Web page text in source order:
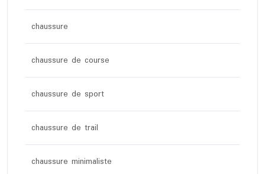
chaussure
chaussure de course
chaussure de sport
chaussure de trail
chaussure minimaliste